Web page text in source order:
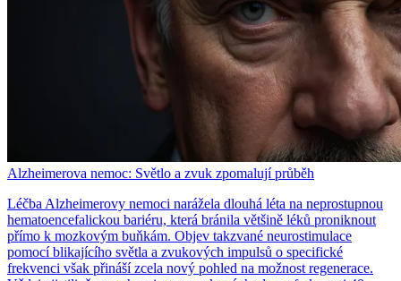
Alzheimerova nemoc: Světlo a zvuk zpomalují průběh
Léčba Alzheimerovy nemoci narážela dlouhá léta na neprostupnou
hematoencefalickou bariéru, která bránila většině léků proniknout
přímo k mozkovým buňkám. Objev takzvané neurostimulace
pomocí blikajícího světla a zvukových impulsů o specifické
frekvenci však přináší zcela nový pohled na možnost regenerace.